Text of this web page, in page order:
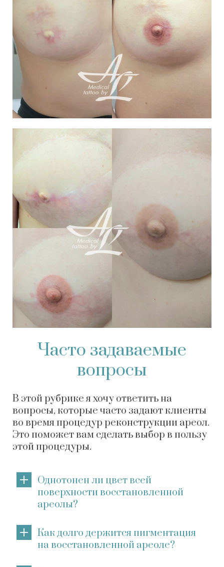
Часто задаваемые
вопросы
В этой рубрике я хочу ответить на
вопросы, которые часто задают клиенты
во время процедур реконструкции ареол.
Это поможет вам сделать выбор в пользу
этой процедуры.
Однотонен ли цвет всей
поверхности восстановленной
ареолы?
Как долго держится пигментация
на восстановленной ареоле?